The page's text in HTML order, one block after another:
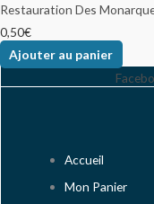
Restauration Des
0,50€
Ajouter au panier
Accueil
Mon Panier